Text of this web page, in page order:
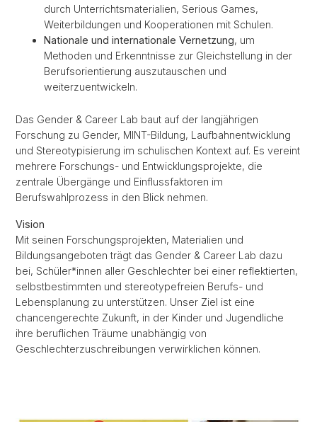
durch Unterrichtsmaterialien, Serious Games,
Weiterbildungen und Kooperationen mit Schulen.
Nationale und internationale Vernetzung, um
Methoden und Erkenntnisse zur Gleichstellung in der
Berufsorientierung auszutauschen und
weiterzuentwickeln.
Das Gender & Career Lab baut auf der langjährigen
Forschung zu Gender, MINT-Bildung, Laufbahnentwicklung
und Stereotypisierung im schulischen Kontext auf. Es vereint
mehrere Forschungs- und Entwicklungsprojekte, die
zentrale Übergänge und Einflussfaktoren im
Berufswahlprozess in den Blick nehmen.
Vision
Mit seinen Forschungsprojekten, Materialien und
Bildungsangeboten trägt das Gender & Career Lab dazu
bei, Schüler*innen aller Geschlechter bei einer reflektierten,
selbstbestimmten und stereotypefreien Berufs- und
Lebensplanung zu unterstützen. Unser Ziel ist eine
chancengerechte Zukunft, in der Kinder und Jugendliche
ihre beruflichen Träume unabhängig von
Geschlechterzuschreibungen verwirklichen können.